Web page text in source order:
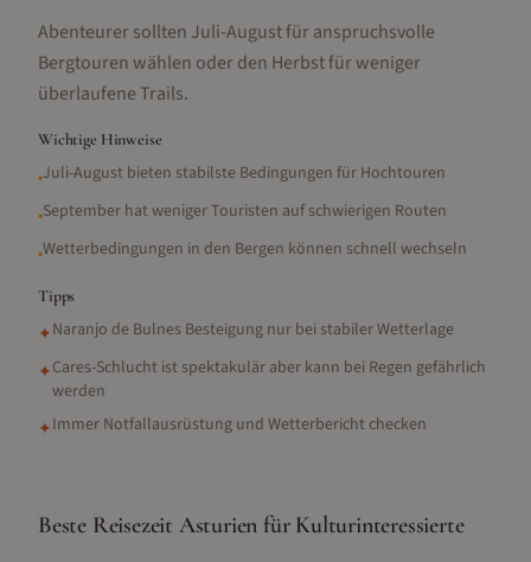
Abenteurer sollten Juli-August für anspruchsvolle
Bergtouren wählen oder den Herbst für weniger
überlaufene Trails.
Wichtige Hinweise
•Juli-August bieten stabilste Bedingungen für Hochtouren
•September hat weniger Touristen auf schwierigen Routen
•Wetterbedingungen in den Bergen können schnell wechseln
Tipps
✦Naranjo de Bulnes Besteigung nur bei stabiler Wetterlage
✦Cares-Schlucht ist spektakulär aber kann bei Regen gefährlich
werden
✦Immer Notfallausrüstung und Wetterbericht checken
Beste Reisezeit Asturien für Kulturinteressierte